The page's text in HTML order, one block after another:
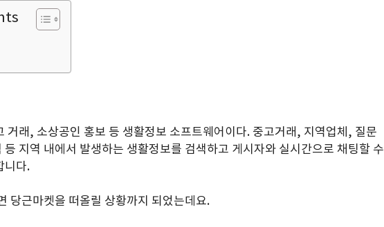
거래, 소상공인 홍보 등 생활정보 소프트웨어이다. 중고거래, 지역업체, 질문
지역 내에서 발생하는 생활정보를 검색하고 게시자와 실시간으로 채팅할 수
니다.
당근마켓을 떠올릴 상황까지 되었는데요.